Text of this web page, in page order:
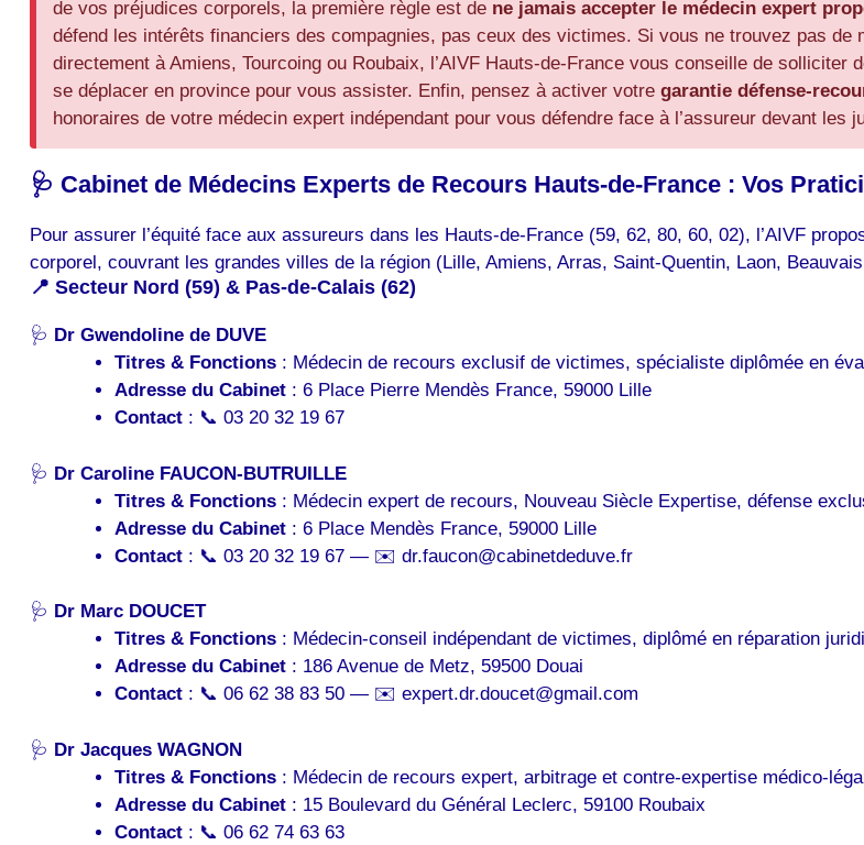
de vos préjudices corporels, la première règle est de ne jamais accepter le médecin expert
défend les intérêts financiers des compagnies, pas ceux des victimes. Si vous ne trouvez pas de
directement à Amiens, Tourcoing ou Roubaix, l’AIVF Hauts-de-France vous conseille de solliciter
se déplacer en province pour vous assister. Enfin, pensez à activer votre garantie défense-
honoraires de votre médecin expert indépendant pour vous défendre face à l’assureur devant les
🩺 Cabinet de Médecins Experts de Recours Hauts-de-France : Vos
Pour assurer l’équité face aux assureurs dans les Hauts-de-France (59, 62, 80, 60, 02), l’AIVF
corporel, couvrant les grandes villes de la région (Lille, Amiens, Arras, Saint-Quentin, Laon,
📍 Secteur Nord (59) & Pas-de-Calais (62)
🩺 Dr Gwendoline de DUVE
Titres & Fonctions: Médecin de recours exclusif de victimes, spécialiste diplômée en
Adresse du Cabinet: 6 Place Pierre Mendès France, 59000 Lille
Contact: 📞 03 20 32 19 67
🩺 Dr Caroline FAUCON-BUTRUILLE
Titres & Fonctions: Médecin expert de recours, Nouveau Siècle Expertise, défense
Adresse du Cabinet: 6 Place Mendès France, 59000 Lille
Contact: 📞 03 20 32 19 67 — ✉️ dr.faucon@cabinetdeduve.fr
🩺 Dr Marc DOUCET
Titres & Fonctions: Médecin-conseil indépendant de victimes, diplômé en réparation
Adresse du Cabinet: 186 Avenue de Metz, 59500 Douai
Contact: 📞 06 62 38 83 50 — ✉️ expert.dr.doucet@gmail.com
🩺 Dr Jacques WAGNON
Titres & Fonctions: Médecin de recours expert, arbitrage et contre-expertise médico-
Adresse du Cabinet: 15 Boulevard du Général Leclerc, 59100 Roubaix
Contact: 📞 06 62 74 63 63